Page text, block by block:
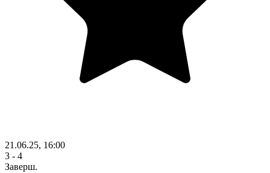
21.06.25, 16:00
3 - 4
Заверш.